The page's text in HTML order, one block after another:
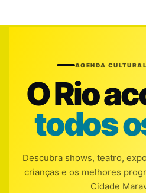
AGENDA
O Rio
todos
Descubra shows, teatro,
crianças e os melhores
Cidade